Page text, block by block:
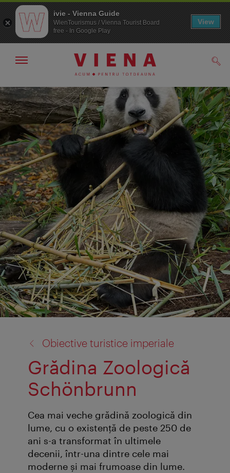
Către
navigare
Către
texte
Arată/ascunde
Obiective turistice imperiale
Grădina Zoologică
Schönbrunn
Cea mai veche grădină zoologică din
lume, cu o existenţă de peste 250 de
ani s-a transformat în ultimele
decenii, într-una dintre cele mai
moderne şi mai frumoase din lume.
ivie - Vienna Guide
WienTourismus / Vienna Tourist Board
free - In Google Play
View